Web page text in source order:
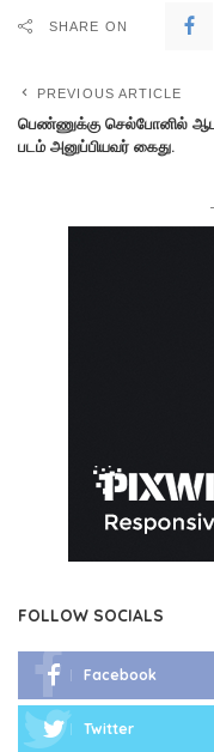
SHARE ON
PREVIOUS ARTICLE
பெண்ணுக்கு செல்போனில்
படம் அனுப்பியவர் கைது.
FOLLOW SOCIALS
Facebook
Twitter